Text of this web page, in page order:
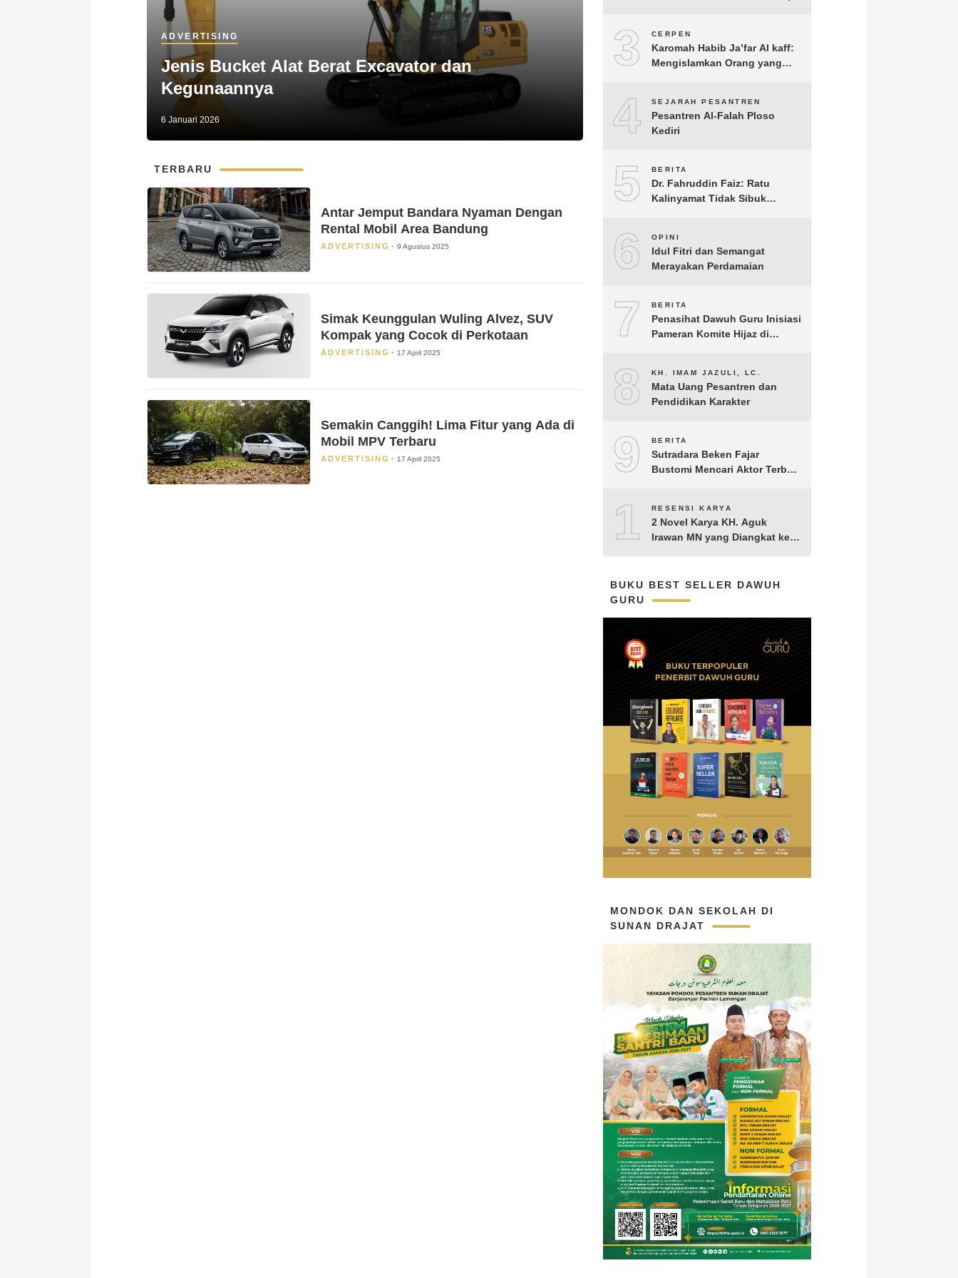
ADVERTISING
Jenis Bucket Alat Berat Excavator dan
Kegunaannya
6 Januari 2026
TERBARU
Antar Jemput Bandara Nyaman Dengan
Rental Mobil Area Bandung
ADVERTISING 9 Agustus 2025
Simak Keunggulan Wuling Alvez, SUV
Kompak yang Cocok di Perkotaan
ADVERTISING 17 April 2025
Semakin Canggih! Lima Fitur yang Ada di
Mobil MPV Terbaru
ADVERTISING 17 April 2025
3 CERPEN
Karomah Habib Ja’far Al kaff:
Mengislamkan Orang yang
4 SEJARAH PESANTREN
Pesantren Al-Falah Ploso
Kediri
5 BERITA
Dr. Fahruddin Faiz: Ratu
Kalinyamat Tidak Sibuk
Perekonomian Rakyatnya
6 OPINI
Idul Fitri dan Semangat
Merayakan Perdamaian
7 BERITA
Penasihat Dawuh Guru Inisiasi
Pameran Komite Hijaz di
8 KH. IMAM JAZULI, LC.
Mata Uang Pesantren dan
Pendidikan Karakter
9 BERITA
Sutradara Beken Fajar
Bustomi Mencari Aktor Terbaik
KH. Hasyim Asy’ari karya KH.
Aguk Irawan MN
10RESENSI KARYA
2 Novel Karya KH. Aguk
Irawan MN yang Diangkat ke
BUKU BEST SELLER DAWUH
GURU
MONDOK DAN SEKOLAH DI
SUNAN DRAJAT